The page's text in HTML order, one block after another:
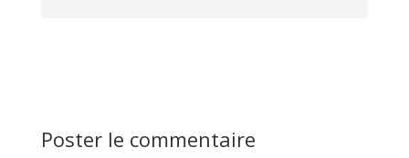
Poster le commentaire